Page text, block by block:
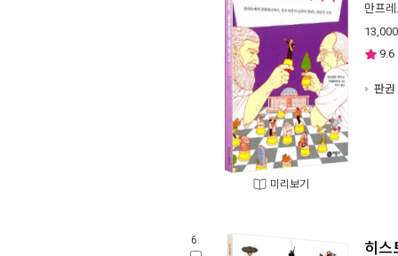
미리보기
만프
13,000
9.6
판권
6. 히스